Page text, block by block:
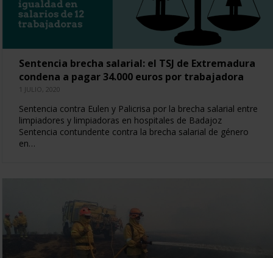
Sentencia brecha salarial: el TSJ de Extremadura
condena a pagar 34.000 euros por trabajadora
1 JULIO, 2020
Sentencia contra Eulen y Palicrisa por la brecha salarial entre
limpiadores y limpiadoras en hospitales de Badajoz
Sentencia contundente contra la brecha salarial de género
en…